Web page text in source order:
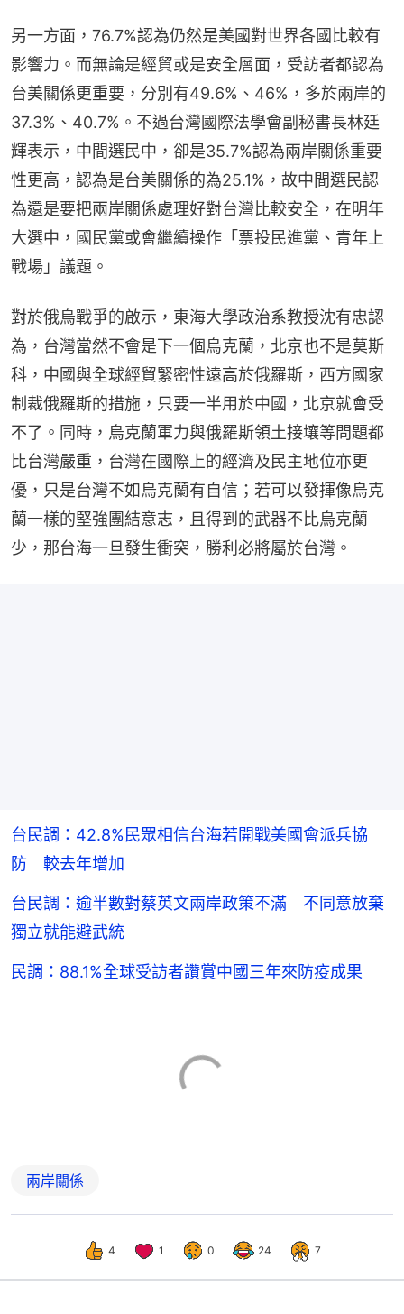
另一方面，76.7%認為仍然是美國對世界各國比較有
影響力。而無論是經貿或是安全層面，受訪者都認為
台美關係更重要，分別有49.6%、46%，多於兩岸的
37.3%、40.7%。不過台灣國際法學會副秘書長林廷
輝表示，中間選民中，卻是35.7%認為兩岸關係重要
性更高，認為是台美關係的為25.1%，故中間選民認
為還是要把兩岸關係處理好對台灣比較安全，在明年
大選中，國民黨或會繼續操作「票投民進黨、青年上
戰場」議題。
對於俄烏戰爭的啟示，東海大學政治系教授沈有忠認
為，台灣當然不會是下一個烏克蘭，北京也不是莫斯
科，中國與全球經貿緊密性遠高於俄羅斯，西方國家
制裁俄羅斯的措施，只要一半用於中國，北京就會受
不了。同時，烏克蘭軍力與俄羅斯領土接壤等問題都
比台灣嚴重，台灣在國際上的經濟及民主地位亦更
優，只是台灣不如烏克蘭有自信；若可以發揮像烏克
蘭一樣的堅強團結意志，且得到的武器不比烏克蘭
少，那台海一旦發生衝突，勝利必將屬於台灣。
台民調：42.8%民眾相信台海若開戰美國會派兵協
防 較去年增加
台民調：逾半數對蔡英文兩岸政策不滿 不同意放棄
獨立就能避武統
民調：88.1%全球受訪者讚賞中國三年來防疫成果
兩岸關係
4 1 0 24 7